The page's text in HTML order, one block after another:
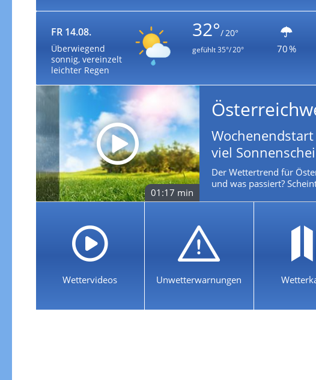
FR 14.08.
Überwiegend
sonnig, vereinzelt
leichter Regen
32°/ 20°
gefühlt35°/ 20° 70 %
01:17 min
viel
Der Wettertrend für
und was passiert?
Wettervideos Unwetterwarnungen